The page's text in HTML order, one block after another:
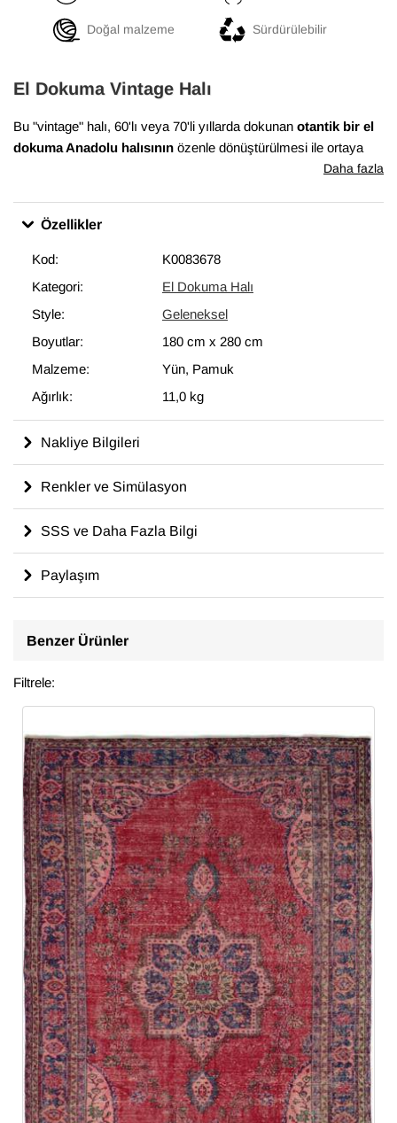
Doğal malzeme Sürdürülebilir
El Dokuma Vintage Halı
Bu "vintage" halı, 60'lı veya 70'li yıllarda dokunan otantik bir el
dokuma Anadolu halısının özenle dönüştürülmesi ile ortaya
çıkmıştır. Bu dönüşüm süreci, Anadolu'nun birçok yöresinde
düşürmek için el makineleri ile traşlanan halıların gerekli
bakımları yapılarak satışa sunulur. Bu muhteşem dönüşüm,
ortaya çıkartır.
180 cm x 280 cm
ölçülerinde olan bu halı, pamuktan üzerine
yün ile dokunmuştur.
Daha fazla
Özellikler
Kod:
K0083678
Kategori:
El Dokuma Halı
Style:
Geleneksel
Boyutlar:
180 cm x 280 cm
Malzeme:
Yün, Pamuk
Ağırlık:
11,0 kg
Nakliye Bilgileri
Renkler ve Simülasyon
SSS ve Daha Fazla Bilgi
Paylaşım
Benzer Ürünler
Filtrele: